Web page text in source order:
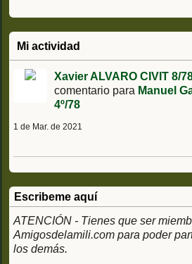
Mi actividad
Xavier ALVARO CIVIT 8/
comentario para Manuel
4º/78
1 de Mar. de 2021
Escribeme aquí
ATENCIÓN - Tienes que ser
Amigosdelamili.com para poder
los demás.